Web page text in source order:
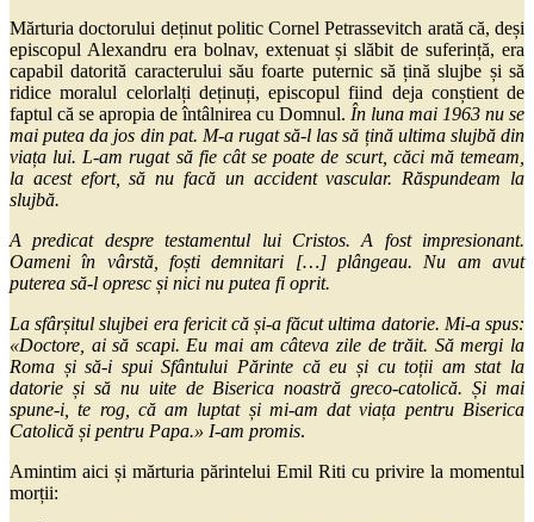
Mărturia doctorului deținut politic Cornel Petrassevitch arată că, deși
episcopul Alexandru era bolnav, extenuat și slăbit de suferință, era
capabil datorită caracterului său foarte puternic să țină slujbe și să
ridice moralul celorlalți deținuți, episcopul fiind deja conștient de
faptul că se apropia de întâlnirea cu Domnul. În luna mai 1963 nu se
mai putea da jos din pat. M-a rugat să-l las să țină ultima slujbă din
viața lui. L-am rugat să fie cât se poate de scurt, căci mă temeam,
la acest efort, să nu facă un accident vascular. Răspundeam la
slujbă.
A predicat despre testamentul lui Cristos. A fost impresionant.
Oameni în vârstă, foști demnitari […] plângeau. Nu am avut
puterea să-l opresc și nici nu putea fi oprit.
La sfârșitul slujbei era fericit că și-a făcut ultima datorie. Mi-a spus:
«Doctore, ai să scapi. Eu mai am câteva zile de trăit. Să mergi la
Roma și să-i spui Sfântului Părinte că eu și cu toții am stat la
datorie și să nu uite de Biserica noastră greco-catolică. Și mai
spune-i, te rog, că am luptat și mi-am dat viața pentru Biserica
Catolică și pentru Papa.» I-am promis.
Amintim aici și mărturia părintelui Emil Riti cu privire la momentul
morții: